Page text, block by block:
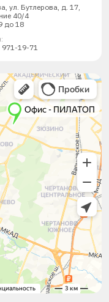
ул. Бутлерова, д. 17,
40/4
до 18
971-19-71